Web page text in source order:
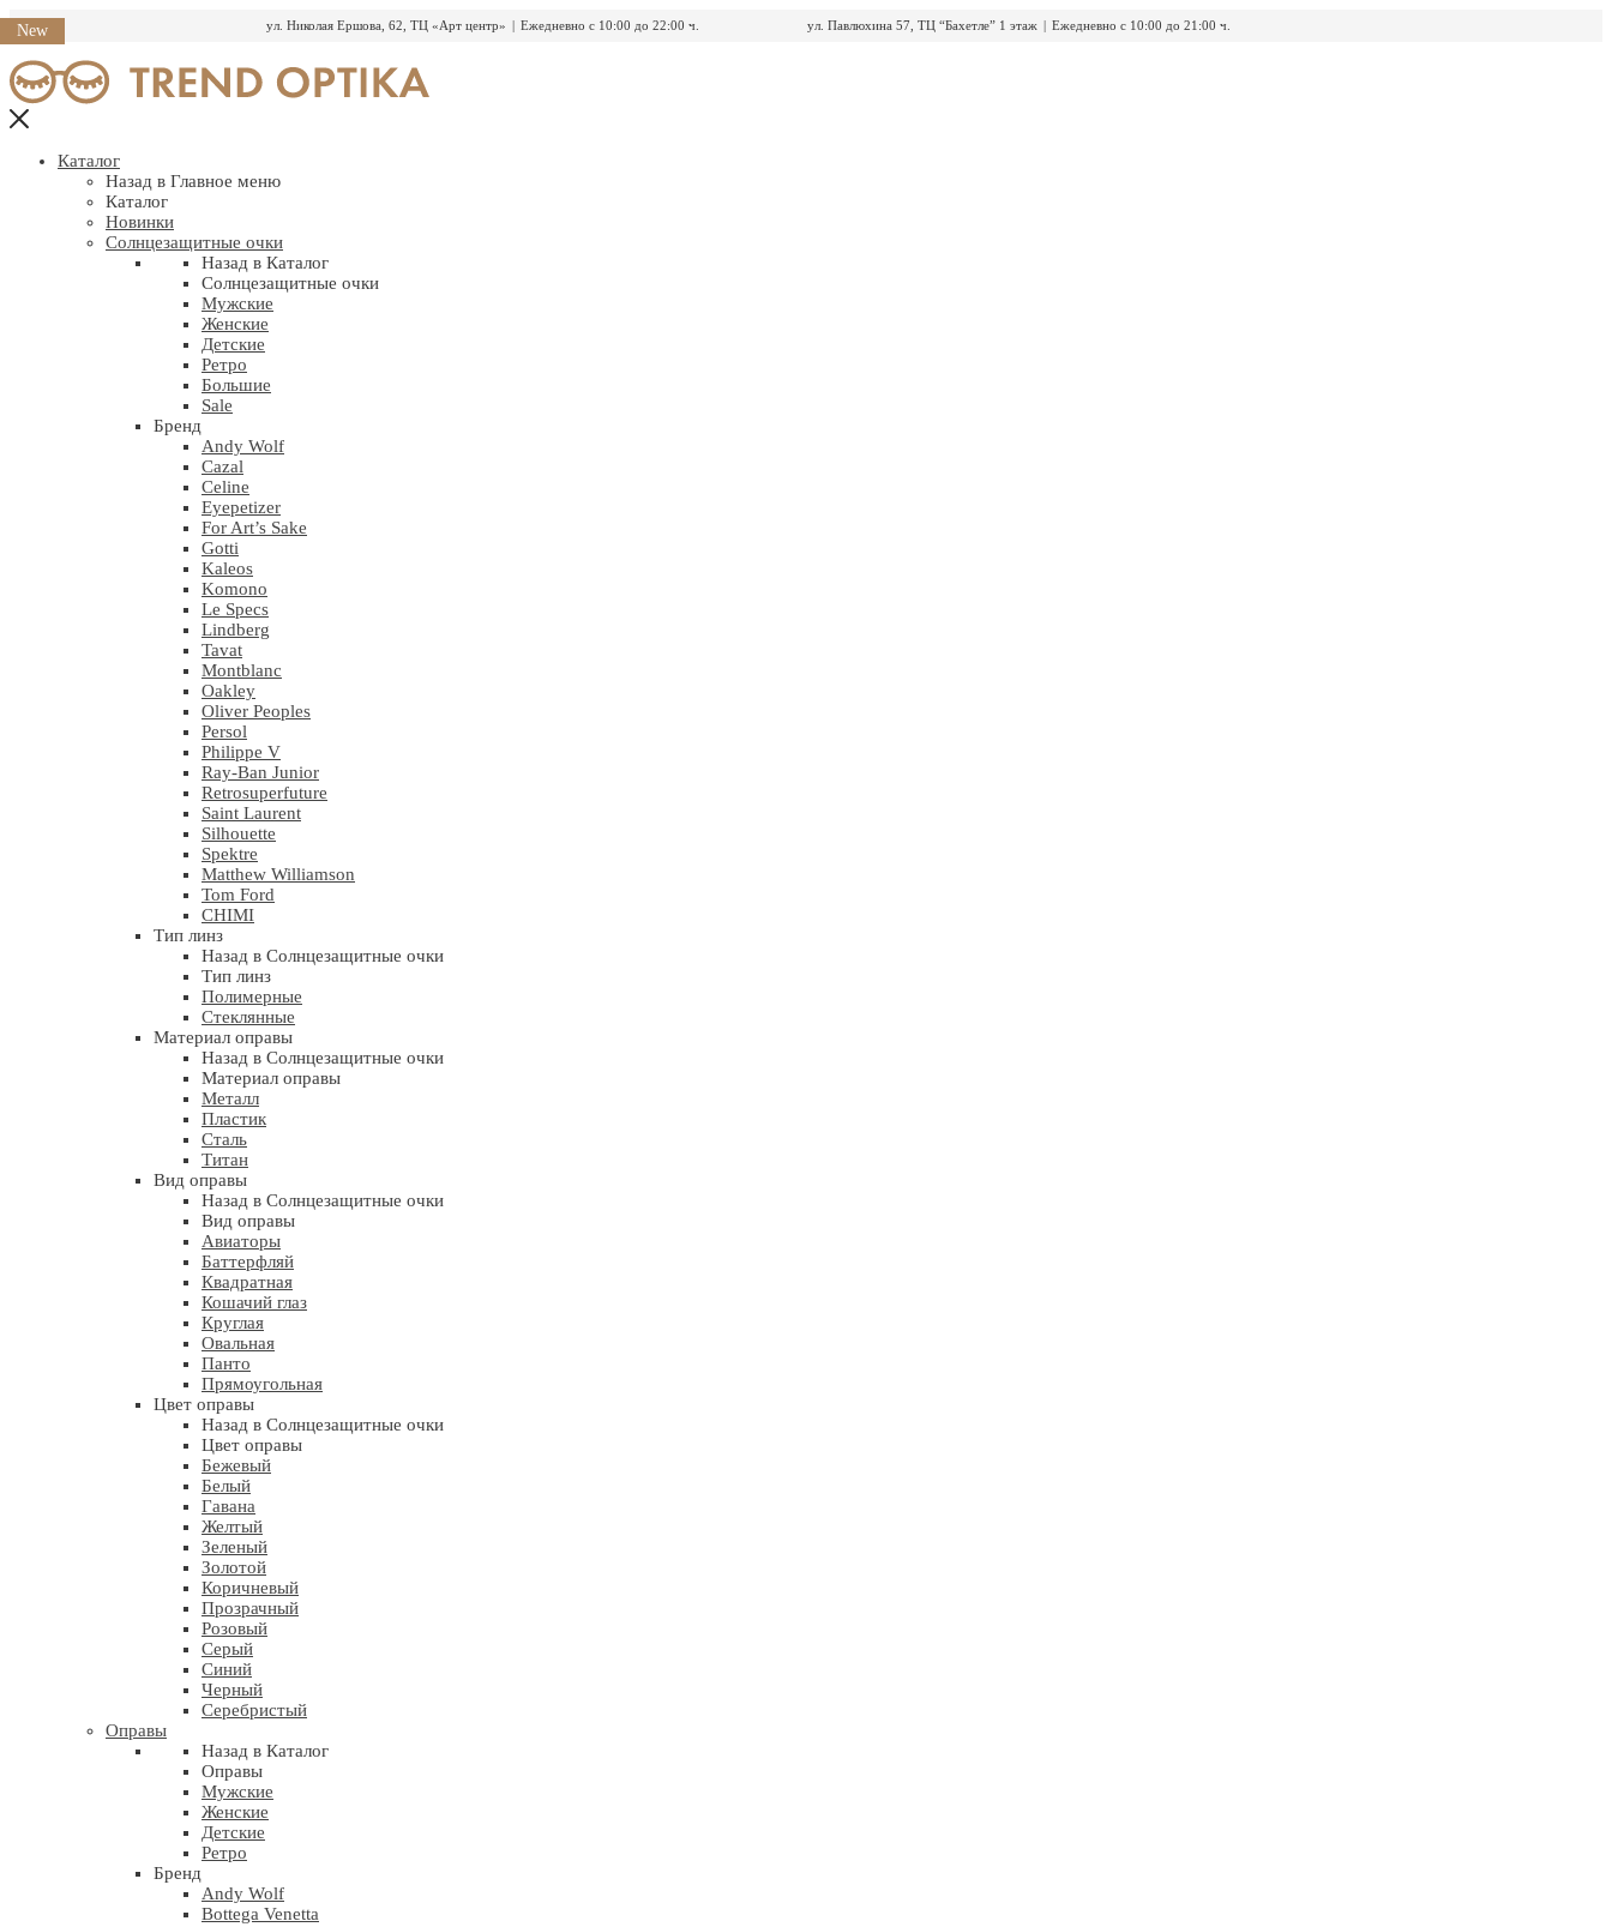
ул. Николая Ершова, 62, ТЦ «Арт центр» | Ежедневно с 10:00 до 22:00 ч. ул. Павлюхина 57, ТЦ “Бахетле” 1 этаж | Ежедневно с 10:00 до 21:00 ч.
Перейти
к
содержимому
Каталог
Назад в Главное меню
Каталог
Новинки
Солнцезащитные очки
Назад в Каталог
Солнцезащитные очки
Мужские
Женские
Детские
Ретро
Большие
Sale
Бренд
Andy Wolf
Cazal
Celine
Eyepetizer
For Art’s Sake
Gotti
Kaleos
Komono
Le Specs
Lindberg
Tavat
Montblanc
Oakley
Oliver Peoples
Persol
Philippe V
Ray-Ban Junior
Retrosuperfuture
Saint Laurent
Silhouette
Spektre
Matthew Williamson
Tom Ford
CHIMI
Тип линз
Назад в Солнцезащитные очки
Тип линз
Полимерные
Стеклянные
Материал оправы
Назад в Солнцезащитные очки
Материал оправы
Металл
Пластик
Сталь
Титан
Вид оправы
Назад в Солнцезащитные очки
Вид оправы
Авиаторы
Баттерфляй
Квадратная
Кошачий глаз
Круглая
Овальная
Панто
Прямоугольная
Цвет оправы
Назад в Солнцезащитные очки
Цвет оправы
Бежевый
Белый
Гавана
Желтый
Зеленый
Золотой
Коричневый
Прозрачный
Розовый
Серый
Синий
Черный
Серебристый
Оправы
Назад в Каталог
Оправы
Мужские
Женские
Детские
Ретро
Бренд
Andy Wolf
Bottega Venetta
New